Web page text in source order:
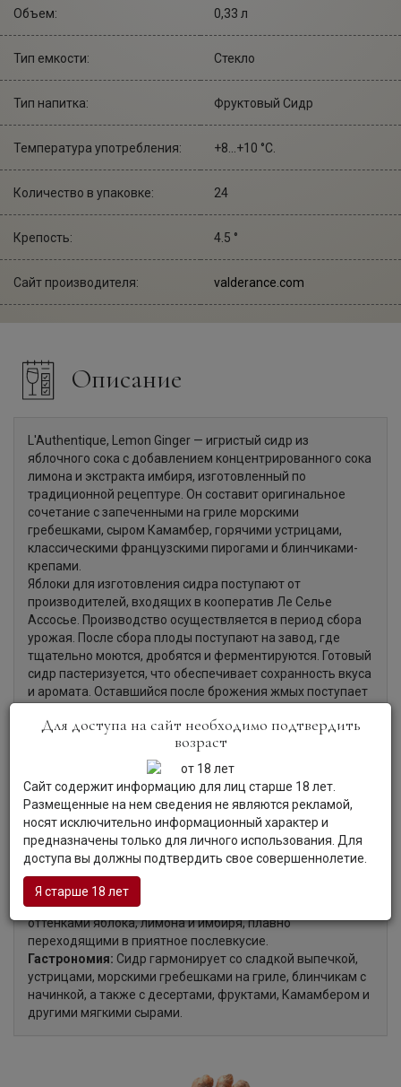
Объем: 0,33 л
Тип емкости: Стекло
Тип напитка: Фруктовый Сидр
Температура употребления: +8...+10 °С.
Количество в упаковке: 24
Крепость: 4.5 °
Сайт производителя: valderance.com
Описание
L'Authentique, Lemon Ginger — игристый сидр из
яблочного сока с добавлением концентрированного сока
лимона и экстракта имбиря, изготовленный по
традиционной рецептуре. Он составит оригинальное
сочетание с запеченными на гриле морскими
гребешками, сыром Камамбер, горячими устрицами,
классическими французскими пирогами и блинчиками-
крепами.
Яблоки для изготовления сидра поступают от
производителей, входящих в кооператив Ле Селье
Ассосье. Производство осуществляется в период сбора
урожая. После сбора плоды поступают на завод, где
тщательно моются, дробятся и ферментируются. Готовый
сидр пастеризуется, что обеспечивает сохранность вкуса
и аромата. Оставшийся после брожения жмых поступает
безотходный производственный цикл.
Органолептические характеристики:
Цвет:
Сидр туманного янтарного цвета.
Аромат:
Сидр обладает гармоничным ароматом с
характерными оттенками лимона и имбиря.
Вкус:Вкус сидра элегантный, сбалансированный, с
оттенками яблока, лимона и имбиря, плавно
переходящими в приятное послевкусие.
Гастрономия: Сидр гармонирует со сладкой выпечкой,
устрицами, морскими гребешками на гриле, блинчикам с
начинкой, а также с десертами, фруктами, Камамбером и
другими мягкими сырами.
Для доступа на сайт необходимо подтвердить
возраст
Сайт содержит информацию для лиц старше 18 лет.
Размещенные на нем сведения не являются рекламой,
носят исключительно информационный характер и
предназначены только для личного использования. Для
доступа вы должны подтвердить свое совершеннолетие.
Я старше 18 лет